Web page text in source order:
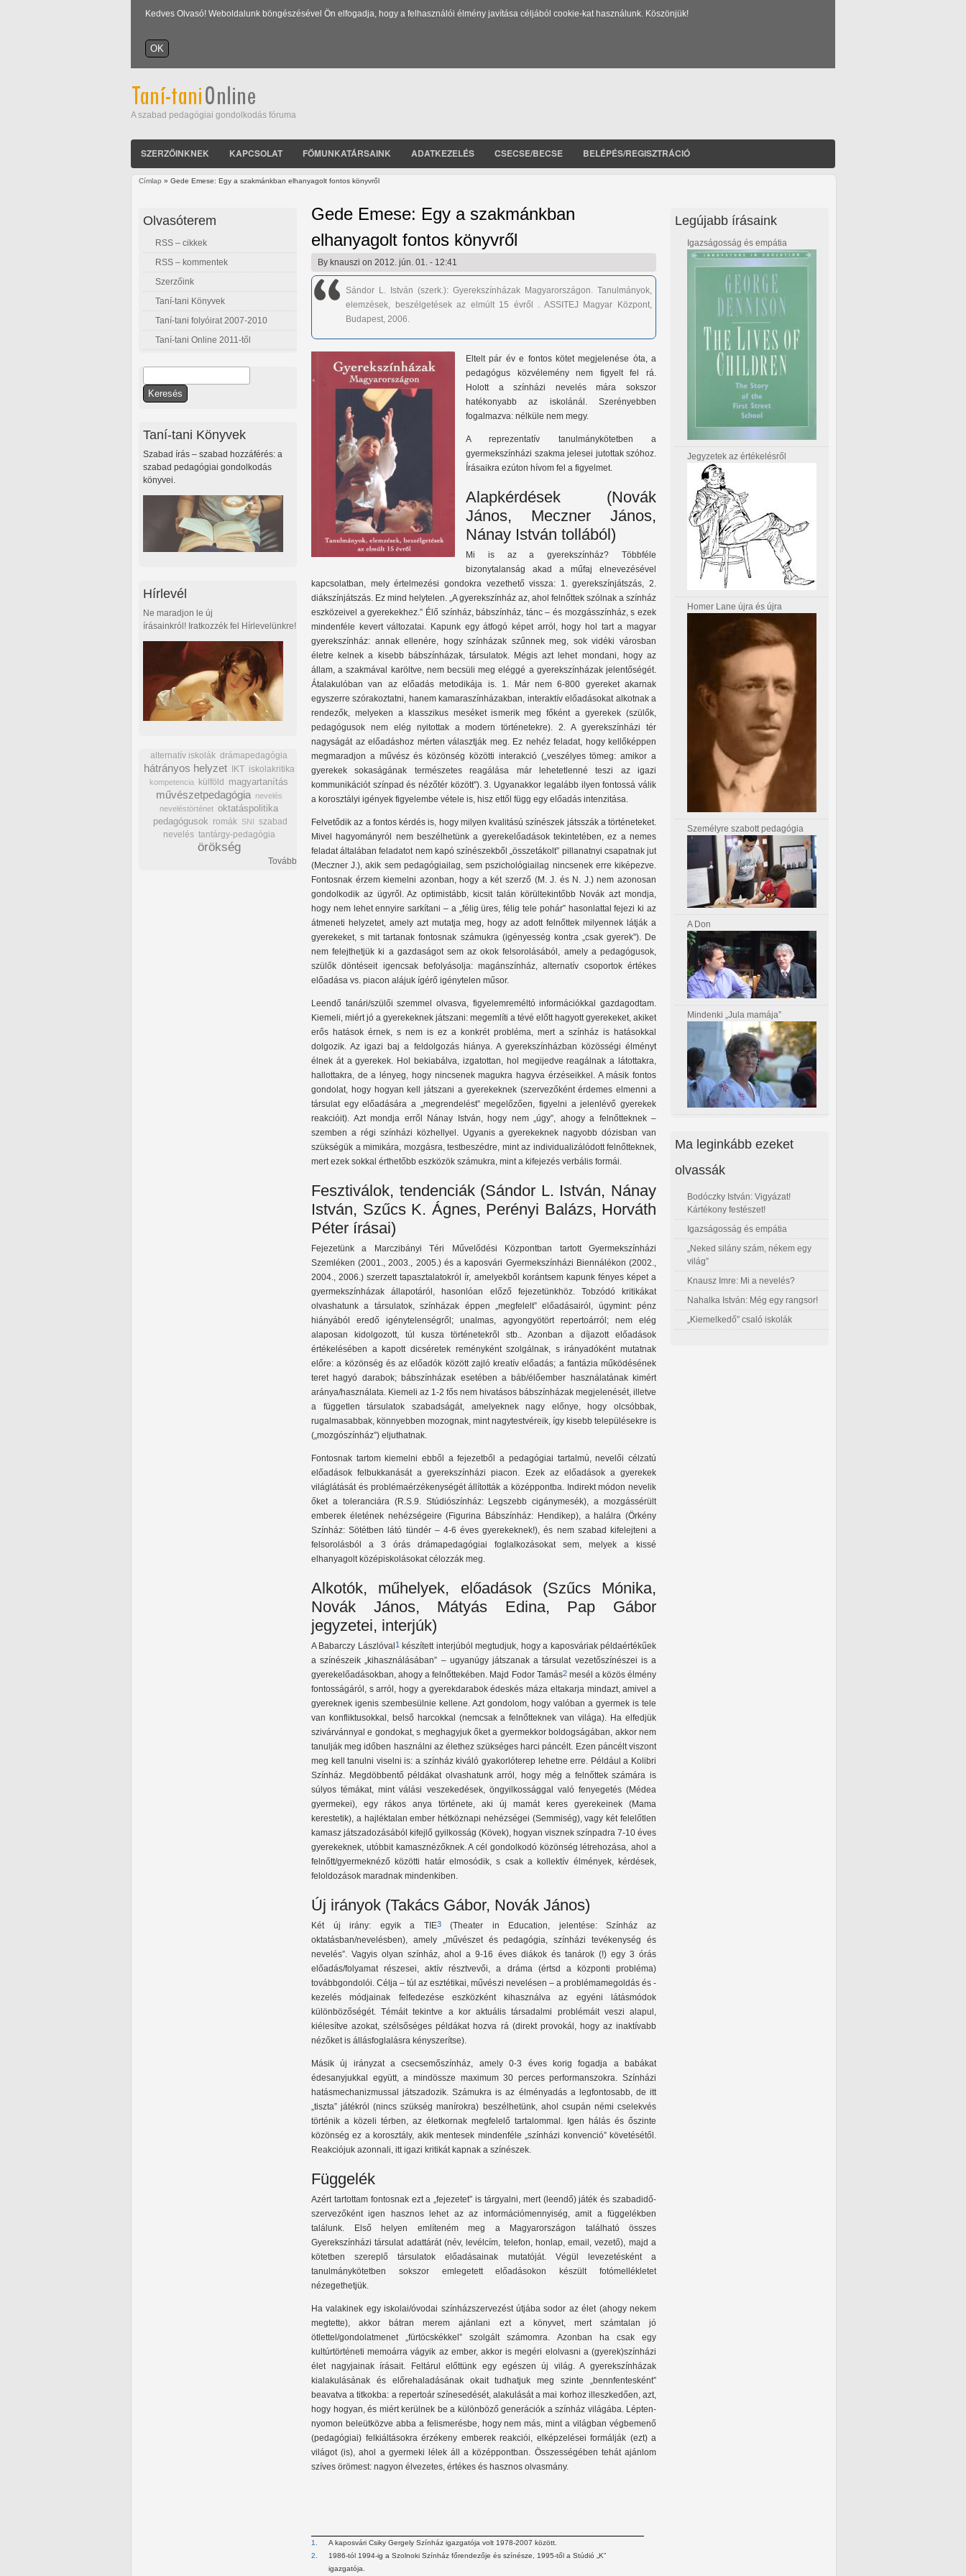
Kedves Olvasó! Weboldalunk böngészésével Ön elfogadja, hogy a felhasználói élmény javítása céljából cookie-kat használunk. Köszönjük!
A szabad pedagógiai gondolkodás fóruma
SZERZŐINKNEK KAPCSOLAT FŐMUNKATÁRSAINK ADATKEZELÉS CSECSE/BECSE BELÉPÉS/REGISZTRÁCIÓ
Címlap » Gede Emese: Egy a szakmánkban elhanyagolt fontos könyvről
Gede Emese: Egy a szakmánkban
elhanyagolt fontos könyvről
By knauszi on 2012. jún. 01. - 12:41
Sándor L. István (szerk.): Gyerekszínházak Magyarországon. Tanulmányok,
elemzések, beszélgetések az elmúlt 15 évről . ASSITEJ Magyar Központ,
Budapest, 2006.
Eltelt pár év e fontos kötet megjelenése óta, a
pedagógus közvélemény nem figyelt fel rá.
Holott a színházi nevelés mára sokszor
hatékonyabb az iskolánál. Szerényebben
fogalmazva: nélküle nem megy.
A reprezentatív tanulmánykötetben a
gyermekszínházi szakma jelesei jutottak szóhoz.
Írásaikra ezúton hívom fel a figyelmet.
Alapkérdések (Novák
János, Meczner János,
Nánay István tollából)
Mi is az a gyerekszínház? Többféle
bizonytalanság akad a műfaj elnevezésével
kapcsolatban, mely értelmezési gondokra vezethető vissza: 1. gyerekszínjátszás, 2.
diákszínjátszás. Ez mind helytelen. „A gyerekszínház az, ahol felnőttek szólnak a színház
eszközeivel a gyerekekhez.” Élő színház, bábszínház, tánc – és mozgásszínház, s ezek
mindenféle kevert változatai. Kapunk egy átfogó képet arról, hogy hol tart a magyar
gyerekszínház: annak ellenére, hogy színházak szűnnek meg, sok vidéki városban
életre kelnek a kisebb bábszínházak, társulatok. Mégis azt lehet mondani, hogy az
állam, a szakmával karöltve, nem becsüli meg eléggé a gyerekszínházak jelentőségét.
Átalakulóban van az előadás metodikája is. 1. Már nem 6-800 gyereket akarnak
egyszerre szórakoztatni, hanem kamaraszínházakban, interaktív előadásokat alkotnak a
rendezők, melyeken a klasszikus meséket ismerik meg főként a gyerekek (szülők,
pedagógusok nem elég nyitottak a modern történetekre). 2. A gyerekszínházi tér
nagyságát az előadáshoz mérten választják meg. Ez nehéz feladat, hogy kellőképpen
megmaradjon a művész és közönség közötti interakció („veszélyes tömeg: amikor a
gyerekek sokaságának természetes reagálása már lehetetlenné teszi az igazi
kommunikációt színpad és nézőtér között”). 3. Ugyanakkor legalább ilyen fontossá válik
a korosztályi igények figyelembe vétele is, hisz ettől függ egy előadás intenzitása.
Felvetődik az a fontos kérdés is, hogy milyen kvalitású színészek játsszák a történeteket.
Mivel hagyományról nem beszélhetünk a gyerekelőadások tekintetében, ez a nemes
feladat általában feladatot nem kapó színészekből „összetákolt” pillanatnyi csapatnak jut
(Meczner J.), akik sem pedagógiailag, sem pszichológiailag nincsenek erre kiképezve.
Fontosnak érzem kiemelni azonban, hogy a két szerző (M. J. és N. J.) nem azonosan
gondolkodik az ügyről. Az optimistább, kicsit talán körültekintőbb Novák azt mondja,
hogy nem lehet ennyire sarkítani – a „félig üres, félig tele pohár” hasonlattal fejezi ki az
átmeneti helyzetet, amely azt mutatja meg, hogy az adott felnőttek milyennek látják a
gyerekeket, s mit tartanak fontosnak számukra (igényesség kontra „csak gyerek”). De
nem felejthetjük ki a gazdaságot sem az okok felsorolásából, amely a pedagógusok,
szülők döntéseit igencsak befolyásolja: magánszínház, alternatív csoportok értékes
előadása vs. piacon alájuk ígérő igénytelen műsor.
Leendő tanári/szülői szemmel olvasva, figyelemreméltó információkkal gazdagodtam.
Kiemeli, miért jó a gyerekeknek játszani: megemlíti a tévé előtt hagyott gyerekeket, akiket
erős hatások érnek, s nem is ez a konkrét probléma, mert a színház is hatásokkal
dolgozik. Az igazi baj a feldolgozás hiánya. A gyerekszínházban közösségi élményt
élnek át a gyerekek. Hol bekiabálva, izgatottan, hol megijedve reagálnak a látottakra,
hallottakra, de a lényeg, hogy nincsenek magukra hagyva érzéseikkel. A másik fontos
gondolat, hogy hogyan kell játszani a gyerekeknek (szervezőként érdemes elmenni a
társulat egy előadására a „megrendelést” megelőzően, figyelni a jelenlévő gyerekek
reakcióit). Azt mondja erről Nánay István, hogy nem „úgy”, ahogy a felnőtteknek –
szemben a régi színházi közhellyel. Ugyanis a gyerekeknek nagyobb dózisban van
szükségük a mimikára, mozgásra, testbeszédre, mint az individualizálódott felnőtteknek,
mert ezek sokkal érthetőbb eszközök számukra, mint a kifejezés verbális formái.
Fesztiválok, tendenciák (Sándor L. István, Nánay
István, Szűcs K. Ágnes, Perényi Balázs, Horváth
Péter írásai)
Fejezetünk a Marczibányi Téri Művelődési Központban tartott Gyermekszínházi
Szemléken (2001., 2003., 2005.) és a kaposvári Gyermekszínházi Biennálékon (2002.,
2004., 2006.) szerzett tapasztalatokról ír, amelyekből korántsem kapunk fényes képet a
gyermekszínházak állapotáról, hasonlóan előző fejezetünkhöz. Tobzódó kritikákat
olvashatunk a társulatok, színházak éppen „megfelelt” előadásairól, úgymint: pénz
hiányából eredő igénytelenségről; unalmas, agyongyötört repertoárról; nem elég
alaposan kidolgozott, túl kusza történetekről stb.. Azonban a díjazott előadások
értékelésében a kapott dicséretek reményként szolgálnak, s irányadóként mutatnak
előre: a közönség és az előadók között zajló kreatív előadás; a fantázia működésének
teret hagyó darabok; bábszínházak esetében a báb/élőember használatának kimért
aránya/használata. Kiemeli az 1-2 fős nem hivatásos bábszínházak megjelenését, illetve
a független társulatok szabadságát, amelyeknek nagy előnye, hogy olcsóbbak,
rugalmasabbak, könnyebben mozognak, mint nagytestvéreik, így kisebb településekre is
(„mozgószínház”) eljuthatnak.
Fontosnak tartom kiemelni ebből a fejezetből a pedagógiai tartalmú, nevelői célzatú
előadások felbukkanását a gyerekszínházi piacon. Ezek az előadások a gyerekek
világlátását és problémaérzékenységét állították a középpontba. Indirekt módon nevelik
őket a toleranciára (R.S.9. Stúdiószínház: Legszebb cigánymesék), a mozgássérült
emberek életének nehézségeire (Figurina Bábszínház: Hendikep), a halálra (Örkény
Színház: Sötétben látó tündér – 4-6 éves gyerekeknek!), és nem szabad kifelejteni a
felsorolásból a 3 órás drámapedagógiai foglalkozásokat sem, melyek a kissé
elhanyagolt középiskolásokat célozzák meg.
Alkotók, műhelyek, előadások (Szűcs Mónika,
Novák János, Mátyás Edina, Pap Gábor
jegyzetei, interjúk)
A Babarczy Lászlóval 1készített interjúból megtudjuk, hogy a kaposváriak példaértékűek
a színészeik „kihasználásában” – ugyanúgy játszanak a társulat vezetőszínészei is a
gyerekelőadásokban, ahogy a felnőttekében. Majd Fodor Tamás2mesél a közös élmény
fontosságáról, s arról, hogy a gyerekdarabok édeskés máza eltakarja mindazt, amivel a
gyereknek igenis szembesülnie kellene. Azt gondolom, hogy valóban a gyermek is tele
van konfliktusokkal, belső harcokkal (nemcsak a felnőtteknek van világa). Ha elfedjük
szivárvánnyal e gondokat, s meghagyjuk őket a gyermekkor boldogságában, akkor nem
tanulják meg időben használni az élethez szükséges harci páncélt. Ezen páncélt viszont
meg kell tanulni viselni is: a színház kiváló gyakorlóterep lehetne erre. Például a Kolibri
Színház. Megdöbbentő példákat olvashatunk arról, hogy még a felnőttek számára is
súlyos témákat, mint válási veszekedések, öngyilkossággal való fenyegetés (Médea
gyermekei), egy rákos anya története, aki új mamát keres gyerekeinek (Mama
kerestetik), a hajléktalan ember hétköznapi nehézségei (Semmiség), vagy két felelőtlen
kamasz játszadozásából kifejlő gyilkosság (Kövek), hogyan visznek színpadra 7-10 éves
gyerekeknek, utóbbit kamasznézőknek. A cél gondolkodó közönség létrehozása, ahol a
felnőtt/gyermeknéző közötti határ elmosódik, s csak a kollektív élmények, kérdések,
feloldozások maradnak mindenkiben.
Új irányok (Takács Gábor, Novák János)
Két új irány: egyik a TIE3(Theater in Education, jelentése: Színház az
oktatásban/nevelésben), amely „művészet és pedagógia, színházi tevékenység és
nevelés”. Vagyis olyan színház, ahol a 9-16 éves diákok és tanárok (!) egy 3 órás
előadás/folyamat részesei, aktív résztvevői, a dráma (értsd a központi probléma)
továbbgondolói. Célja – túl az esztétikai, művészi nevelésen – a problémamegoldás és -
kezelés módjainak felfedezése eszközként kihasználva az egyéni látásmódok
különbözőségét. Témáit tekintve a kor aktuális társadalmi problémáit veszi alapul,
kiélesítve azokat, szélsőséges példákat hozva rá (direkt provokál, hogy az inaktívabb
nézőket is állásfoglalásra kényszerítse).
Másik új irányzat a csecsemőszínház, amely 0-3 éves korig fogadja a babákat
édesanyjukkal együtt, a mindössze maximum 30 perces performanszokra. Színházi
hatásmechanizmussal játszadozik. Számukra is az élményadás a legfontosabb, de itt
„tiszta” játékról (nincs szükség manírokra) beszélhetünk, ahol csupán némi cselekvés
történik a közeli térben, az életkornak megfelelő tartalommal. Igen hálás és őszinte
közönség ez a korosztály, akik mentesek mindenféle „színházi konvenció” követésétől.
Reakciójuk azonnali, itt igazi kritikát kapnak a színészek.
Függelék
Azért tartottam fontosnak ezt a „fejezetet” is tárgyalni, mert (leendő) játék és szabadidő-
szervezőként igen hasznos lehet az az információmennyiség, amit a függelékben
találunk. Első helyen említeném meg a Magyarországon található összes
Gyerekszínházi társulat adattárát (név, levélcím, telefon, honlap, email, vezető), majd a
kötetben szereplő társulatok előadásainak mutatóját. Végül levezetésként a
tanulmánykötetben sokszor emlegetett előadásokon készült fotómellékletet
nézegethetjük.
Ha valakinek egy iskolai/óvodai színházszervezést útjába sodor az élet (ahogy nekem
megtette), akkor bátran merem ajánlani ezt a könyvet, mert számtalan jó
ötlettel/gondolatmenet „fürtöcskékkel” szolgált számomra. Azonban ha csak egy
kultúrtörténeti memoárra vágyik az ember, akkor is megéri elolvasni a (gyerek)színházi
élet nagyjainak írásait. Feltárul előttünk egy egészen új világ. A gyerekszínházak
kialakulásának és előrehaladásának okait tudhatjuk meg szinte „bennfentesként”
beavatva a titkokba: a repertoár színesedését, alakulását a mai korhoz illeszkedően, azt,
hogy hogyan, és miért kerülnek be a különböző generációk a színház világába. Lépten-
nyomon beleütközve abba a felismerésbe, hogy nem más, mint a világban végbemenő
(pedagógiai) felkiáltásokra érzékeny emberek reakciói, elképzelései formálják (ezt) a
világot (is), ahol a gyermeki lélek áll a középpontban. Összességében tehát ajánlom
szíves örömest: nagyon élvezetes, értékes és hasznos olvasmány.
1.
A kaposvári Csiky Gergely Színház igazgatója volt 1978-2007 között.
2.
1986-tól 1994-ig a Szolnoki Színház főrendezője és színésze, 1995-től a Stúdió „K”
igazgatója.
Olvasóterem
RSS – cikkek
RSS – kommentek
Szerzőink
Taní-tani Könyvek
Taní-tani folyóirat 2007-2010
Taní-tani Online 2011-től
Keresés űrlap
Taní-tani Könyvek
Szabad írás – szabad hozzáférés: a
szabad pedagógiai gondolkodás
könyvei.
Hírlevél
Ne maradjon le új
írásainkról! Iratkozzék fel Hírlevelünkre!
alternatív iskolák drámapedagógia
hátrányos helyzet IKT iskolakritika
kompetencia külföld magyartanítás
művészetpedagógia
nevelés
neveléstörténet oktatáspolitika
pedagógusok romák SNI szabad
nevelés tantárgy-pedagógia
örökség
Tovább
Legújabb írásaink
Igazságosság és empátia
Jegyzetek az értékelésről
Homer Lane újra és újra
Személyre szabott pedagógia
A Don
Mindenki „Jula mamája”
Ma leginkább ezeket
olvassák
Bodóczky István: Vigyázat!
Kártékony festészet!
Igazságosság és empátia
„Neked silány szám, nékem egy
világ”
Knausz Imre: Mi a nevelés?
Nahalka István: Még egy rangsor!
„Kiemelkedő” csaló iskolák